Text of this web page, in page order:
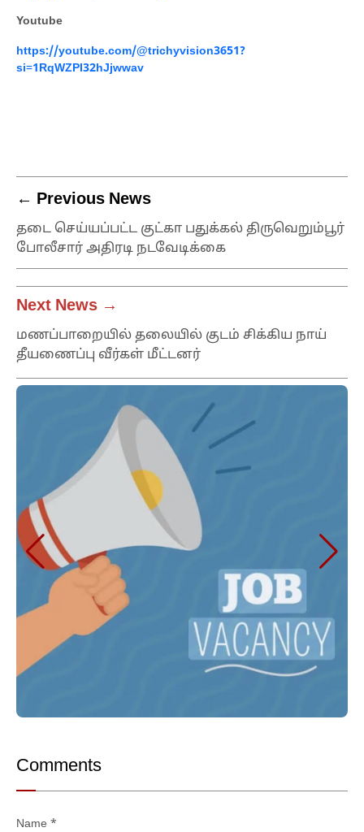
Youtube
https://youtube.com/@trichyvision3651?
si=1RqWZPI32hJjwwav
← Previous News
தடை செய்யப்பட்ட குட்கா பதுக்கல் திருவெறும்பூர்
போலீசார் அதிரடி நடவேடிக்கை
Next News →
மணப்பாறையில் தலையில் குடம் சிக்கிய நாய்
தீயணைப்பு வீர்கள் மீட்டனர்
Comments
Name *